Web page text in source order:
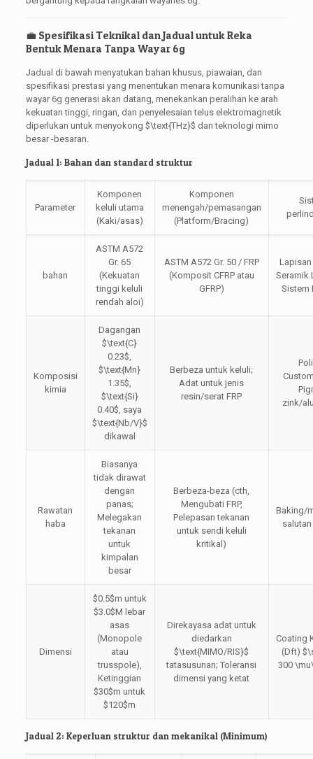
💼 Spesifikasi Teknikal dan Jadual untuk Reka
Bentuk Menara Tanpa Wayar 6g
Jadual di bawah menyatukan bahan khusus, piawaian, dan
spesifikasi prestasi yang menentukan menara komunikasi tanpa
wayar 6g generasi akan datang, menekankan peralihan ke arah
kekuatan tinggi, ringan, dan penyelesaian telus elektromagnetik
diperlukan untuk menyokong $\text{THz}$ dan teknologi mimo
besar -besaran.
Jadual 1: Bahan dan standard struktur
Parameter
Komponen
keluli utama
(Kaki/asas)
Komponen
menengah/pemasangan
(Platform/Bracing)
bahan
ASTM A572
Gr. 65
(Kekuatan
tinggi keluli
rendah aloi)
ASTM A572 Gr. 50 / FRP
(Komposit CFRP atau
GFRP)
Seramik
Sistem
Komposisi
kimia
Dagangan
$\text{C}
0.23$
$\text{Mn}
1.35$
$\text{Si}
0.40$ , saya
$\text{Nb/V}$
dikawal
Berbeza untuk keluli;
Adat untuk jenis
resin/serat FRP
zink/
Rawatan
haba
Biasanya
tidak dirawat
dengan
panas;
Melegakan
tekanan
untuk
kimpalan
besar
Berbeza-beza (cth,
Mengubati FRP,
Pelepasan tekanan
untuk sendi keluli
kritikal)
Baking/
Dimensi
$0.5$m untuk
$3.0$M lebar
asas
(Monopole
atau
trusspole),
Ketinggian
$30$m untuk
$120$m
Direkayasa adat untuk
diedarkan
$\text{MIMO/RIS}$
tatasusunan; Toleransi
dimensi yang ketat
Coating
(Dft)
300
Jadual 2: Keperluan struktur dan mekanikal (Minimum)